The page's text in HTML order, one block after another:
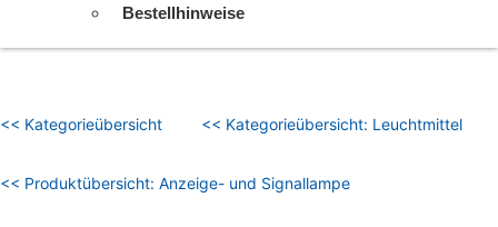
Bestellhinweise
<< Kategorieübersicht << Kategorieübersicht: Leuchtmittel
<< Produktübersicht: Anzeige- und Signallampe